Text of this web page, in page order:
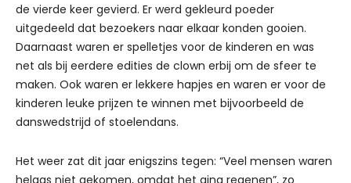
de vierde keer gevierd. Er werd gekleurd poeder
uitgedeeld dat bezoekers naar elkaar konden gooien.
Daarnaast waren er spelletjes voor de kinderen en was
net als bij eerdere edities de clown erbij om de sfeer te
maken. Ook waren er lekkere hapjes en waren er voor de
kinderen leuke prijzen te winnen met bijvoorbeeld de
danswedstrijd of stoelendans.
Het weer zat dit jaar enigszins tegen: “Veel mensen waren
helaas niet gekomen, omdat het ging regenen”, zo